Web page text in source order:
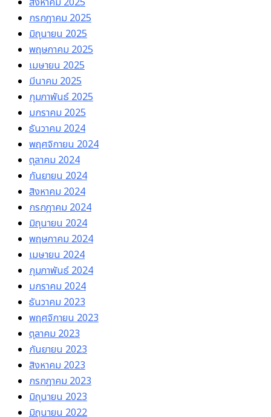
กรกฎาคม 2025
มิถุนายน 2025
พฤษภาคม 2025
เมษายน 2025
มีนาคม 2025
กุมภาพันธ์ 2025
มกราคม 2025
ธันวาคม 2024
พฤศจิกายน 2024
ตุลาคม 2024
กันยายน 2024
สิงหาคม 2024
กรกฎาคม 2024
มิถุนายน 2024
พฤษภาคม 2024
เมษายน 2024
กุมภาพันธ์ 2024
มกราคม 2024
ธันวาคม 2023
พฤศจิกายน 2023
ตุลาคม 2023
กันยายน 2023
สิงหาคม 2023
กรกฎาคม 2023
มิถุนายน 2023
มิถุนายน 2022